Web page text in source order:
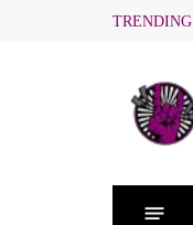
TRENDING